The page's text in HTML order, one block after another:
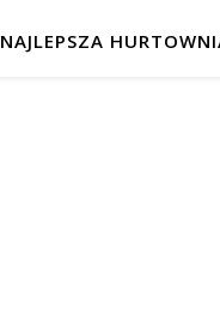
NAJLEPSZA